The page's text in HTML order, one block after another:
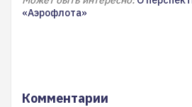
«Аэрофлота»
Комментарии